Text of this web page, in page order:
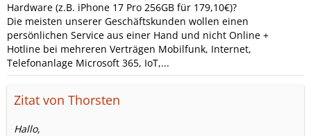
Hardware (z.B. iPhone 17 Pro 256GB für 179,10€)?
Die meisten unserer Geschäftskunden wollen einen
persönlichen Service aus einer Hand und nicht Online +
Hotline bei mehreren Verträgen Mobilfunk, Internet,
Telefonanlage Microsoft 365, IoT,...
Zitat von Thorsten
Hallo,